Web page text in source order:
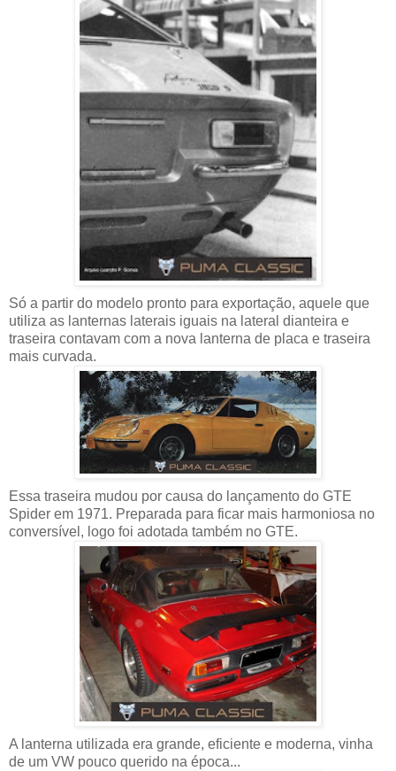
Só a partir do modelo pronto para exportação, aquele que
utiliza as lanternas laterais iguais na lateral dianteira e
traseira contavam com a nova lanterna de placa e traseira
mais curvada.
Essa traseira mudou por causa do lançamento do GTE
Spider em 1971. Preparada para ficar mais harmoniosa no
conversível, logo foi adotada também no GTE.
A lanterna utilizada era grande, eficiente e moderna, vinha
de um VW pouco querido na época...